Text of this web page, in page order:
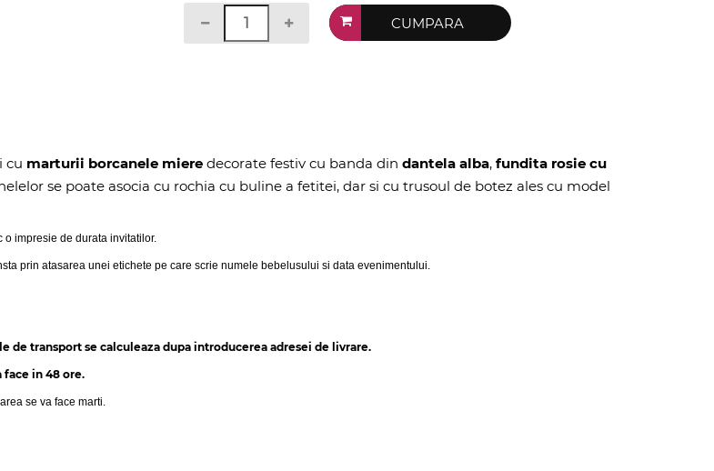
CUMPARA
cu marturii borcanele miere decorate festiv cu banda din dantela alba, fundita rosie cu
se poate asocia cu rochia cu buline a fetitei, dar si cu trusoul de botez ales cu model
o impresie de durata invitatilor.
prin atasarea unei etichete pe care scrie numele bebelusului si data evenimentului.
de transport se calculeaza dupa introducerea adresei de livrare.
face in 48 ore.
se va face marti.